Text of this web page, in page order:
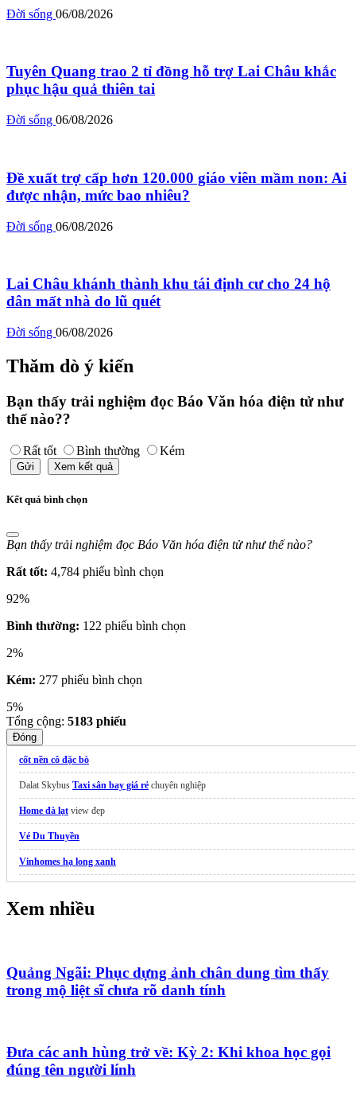
Đời sống 06/08/2026
Tuyên Quang trao 2 tỉ đồng hỗ trợ Lai Châu khắc
phục hậu quả thiên tai
Đời sống 06/08/2026
Đề xuất trợ cấp hơn 120.000 giáo viên mầm non: Ai
được nhận, mức bao nhiêu?
Đời sống 06/08/2026
Lai Châu khánh thành khu tái định cư cho 24 hộ
dân mất nhà do lũ quét
Đời sống 06/08/2026
Thăm dò ý kiến
Bạn thấy trải nghiệm đọc Báo Văn hóa điện tử như
thế nào??
Rất tốt Bình thường Kém
Gửi Xem kết quả
Kết quả bình chọn
Bạn thấy trải nghiệm đọc Báo Văn hóa điện tử như thế nào?
Rất tốt: 4,784 phiếu bình chọn
92%
Bình thường: 122 phiếu bình chọn
2%
Kém: 277 phiếu bình chọn
5%
Tổng cộng: 5183 phiếu
Đóng
cốt nền cô đặc bò
Dalat Skybus Taxi sân bay giá rẻ chuyên nghiệp
Home đà lạt view đẹp
Vé Du Thuyền
Vinhomes hạ long xanh
Xem nhiều
Quảng Ngãi: Phục dựng ảnh chân dung tìm thấy
trong mộ liệt sĩ chưa rõ danh tính
Đưa các anh hùng trở về: Kỳ 2: Khi khoa học gọi
đúng tên người lính